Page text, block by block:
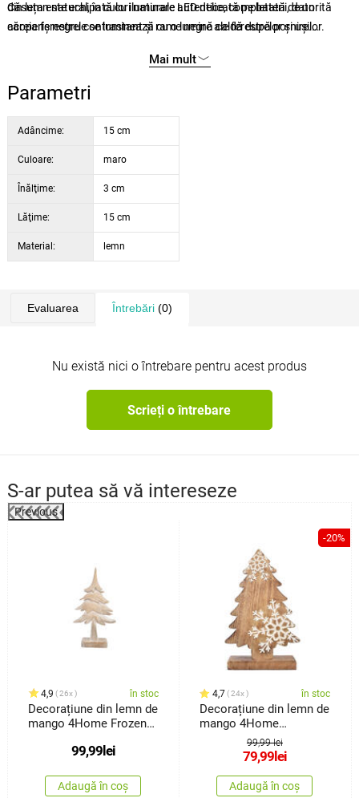
din lemn natural, în culori naturale autentice, completată de un
acoperiș negru contrastant și rame negre ale ferestrelor și ușilor.
Căsuța este echipată cu iluminare LED delicată pe baterii, datorită
căreia ferestrele se luminează cu o lumină caldă după pornire.
devine un accesoriu plăcut atât pe raft, cât și pe masa festivă.
Mai mult
Parametri
Adâncime: 15 cm
Culoare: maro
Înălţime: 3 cm
Lăţime: 15 cm
Material: lemn
Evaluarea Întrebări(0)
Nu există nici o întrebare pentru acest produs
Scrieți o întrebare
S-ar putea să vă intereseze
Previous
4,9 26x în stoc
Decorațiune din lemn de
mango 4Home Frozen
99,99 lei
Adaugă în coș
-20%
4,7 24x în stoc
Decorațiune din lemn de
mango 4Home
Snowflake Tree, 33 cm
99,99 lei
79,99 lei
Adaugă în coș